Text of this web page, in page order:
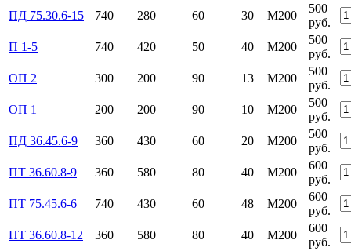
ПД 75.30.6-15
740 280 60 30 М200
500
руб.
П 1-5
740 420 50 40 М200
500
руб.
ОП 2
300 200 90 13 М200
500
руб.
ОП 1
200 200 90 10 М200
500
руб.
ПД 36.45.6-9
360 430 60 20 М200
500
руб.
ПТ 36.60.8-9
360 580 80 40 М200
600
руб.
ПТ 75.45.6-6
740 430 60 48 М200
600
руб.
ПТ 36.60.8-12
360 580 80 40 М200
600
руб.